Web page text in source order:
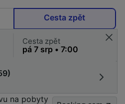
Cesta zpět
Cesta zpět
na pobyty